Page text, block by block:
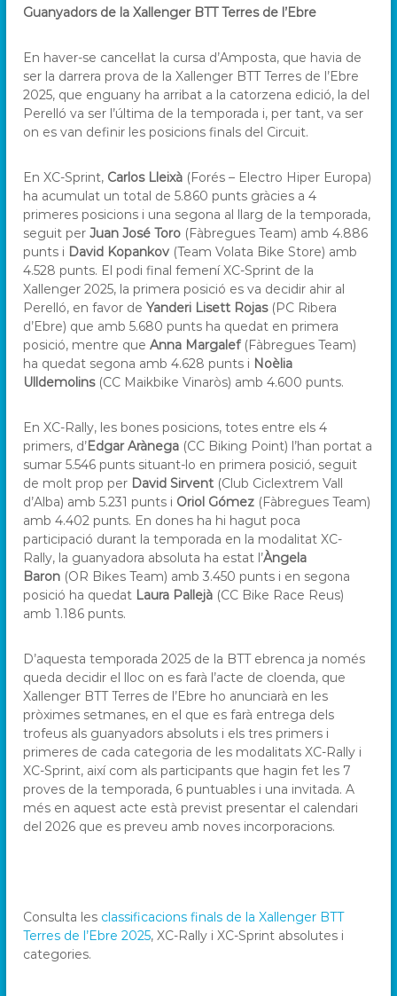
Guanyadors de la Xallenger BTT Terres de l’Ebre
En haver-se cancel·lat la cursa d’Amposta, que havia de
ser la darrera prova de la Xallenger BTT Terres de l’Ebre
2025, que enguany ha arribat a la catorzena edició, la del
Perelló va ser l’última de la temporada i, per tant, va ser
on es van definir les posicions finals del Circuit.
En XC-Sprint, Carlos Lleixà (Forés – Electro Hiper Europa)
ha acumulat un total de 5.860 punts gràcies a 4
primeres posicions i una segona al llarg de la temporada,
seguit perJuan José Toro (Fàbregues Team) amb 4.886
punts i David Kopankov (Team Volata Bike Store) amb
4.528 punts. El podi final femení XC-Sprint de la
Xallenger 2025, la primera posició es va decidir ahir al
Perelló, en favor deYanderi Lisett Rojas(PC Ribera
d’Ebre) que amb 5.680 punts ha quedat en primera
posició, mentre queAnna Margalef(Fàbregues Team)
ha quedat segona amb 4.628 punts i Noèlia
Ulldemolins(CC Maikbike Vinaròs) amb 4.600 punts.
En XC-Rally, les bones posicions, totes entre els 4
primers, d’Edgar Arànega (CC Biking Point) l’han portat a
sumar 5.546 punts situant-lo en primera posició, seguit
de molt prop per David Sirvent (Club Ciclextrem Vall
d’Alba) amb 5.231 punts i Oriol Gómez (Fàbregues Team)
amb 4.402 punts. En dones ha hi hagut poca
participació durant la temporada en la modalitat XC-
Rally, la guanyadora absoluta ha estat l’Àngela
Baron (OR Bikes Team) amb 3.450 punts i en segona
posició ha quedat Laura Pallejà (CC Bike Race Reus)
amb 1.186 punts.
D’aquesta temporada 2025 de la BTT ebrenca ja només
queda decidir el lloc on es farà l’acte de cloenda, que
Xallenger BTT Terres de l’Ebre ho anunciarà en les
pròximes setmanes, en el que es farà entrega dels
trofeus als guanyadors absoluts i els tres primers i
primeres de cada categoria de les modalitats XC-Rally i
XC-Sprint, així com als participants que hagin fet les 7
proves de la temporada, 6 puntuables i una invitada. A
més en aquest acte està previst presentar el calendari
del 2026 que es preveu amb noves incorporacions.
Consulta les classificacions finals de la Xallenger BTT
Terres de l’Ebre 2025, XC-Rally i XC-Sprint absolutes i
categories.